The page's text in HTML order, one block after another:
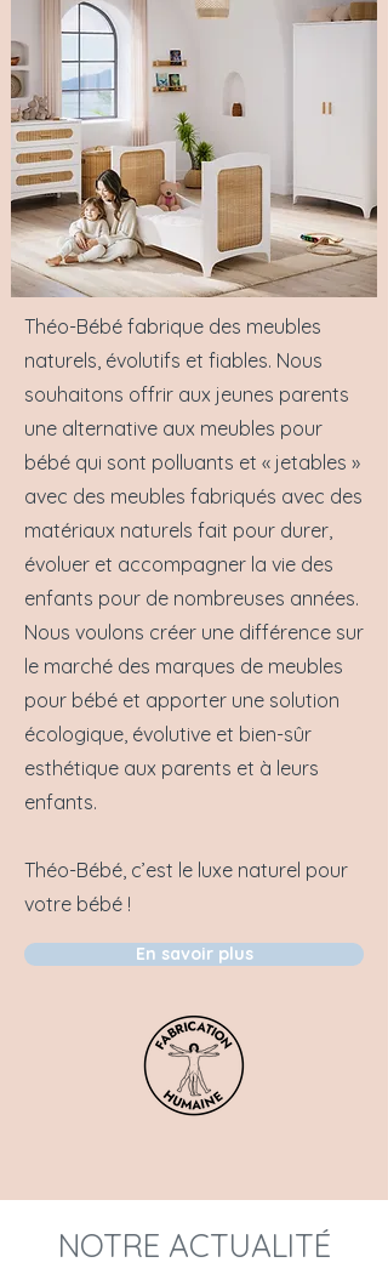
Théo-Bébé fabrique des meubles
naturels, évolutifs et fiables. Nous
souhaitons offrir aux jeunes parents
une alternative aux meubles pour
bébé qui sont polluants et « jetables »
avec des meubles fabriqués avec des
matériaux naturels fait pour durer,
évoluer et accompagner la vie des
enfants pour de nombreuses années.
Nous voulons créer une différence sur
le marché des marques de meubles
pour bébé et apporter une solution
écologique, évolutive et bien-sûr
esthétique aux parents et à leurs
enfants.
Théo-Bébé, c’est le luxe naturel pour
votre bébé !
En savoir plus
NOTRE ACTUALITÉ